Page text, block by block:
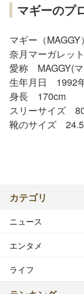
マギーのプ
マギー（MAGGY）
奈月マーガレッ
愛称 MAGGY(
生年月日 1992
身長 170cm
スリーサイズ
靴のサイズ
特技 バスケ、
趣味 編み
エンタテインメ
ファイナリスト。
■来歴
・2008年、スカ
カテゴリ
ニュース
エンタメ
ライフ